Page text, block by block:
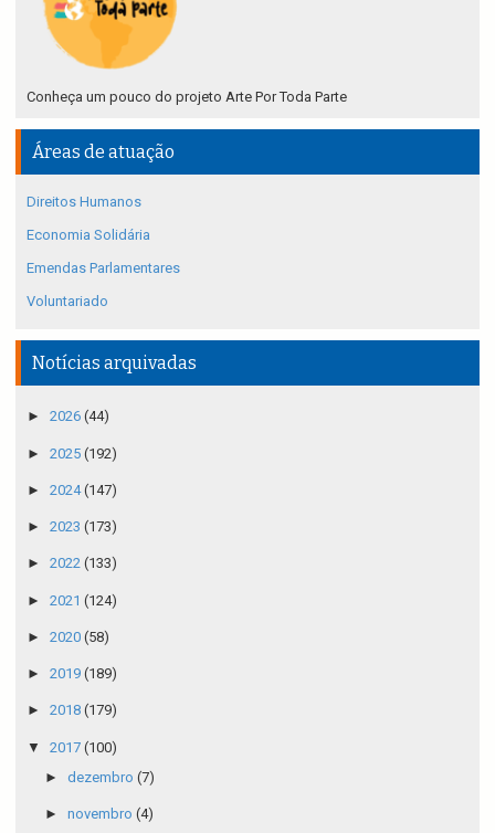
Conheça um pouco do projeto Arte Por Toda Parte
Áreas de atuação
Direitos Humanos
Economia Solidária
Emendas Parlamentares
Voluntariado
Notícias arquivadas
► 2026 (44)
► 2025 (192)
► 2024(147)
► 2023 (173)
► 2022 (133)
► 2021 (124)
► 2020 (58)
► 2019 (189)
► 2018 (179)
▼ 2017 (100)
► dezembro (7)
► novembro (4)